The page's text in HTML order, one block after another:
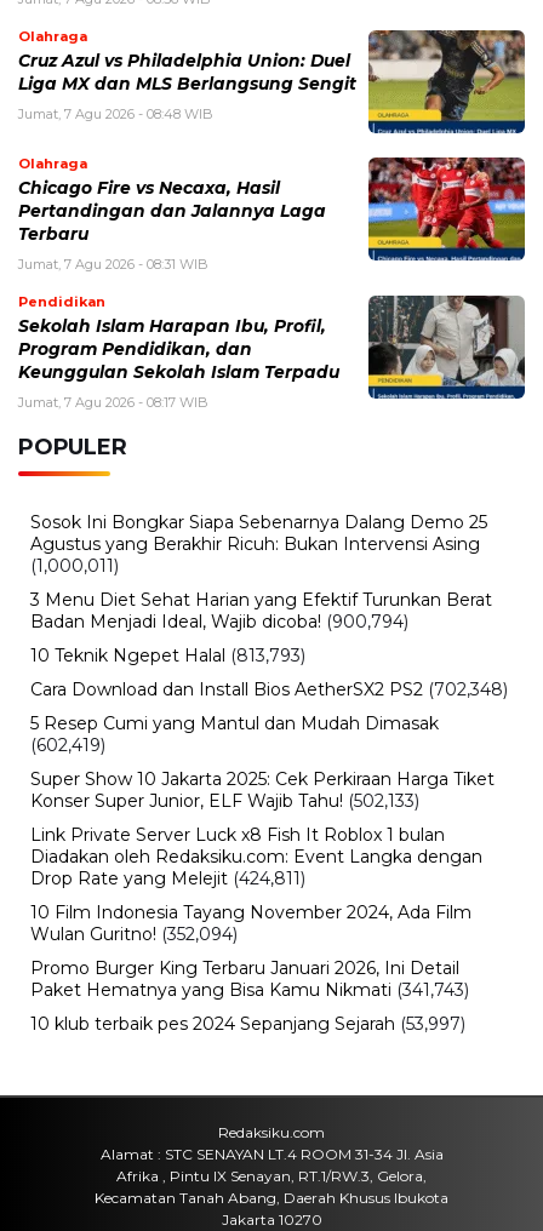
Kamis, 6 Agustus 2026 - 15:09 WIB
Harga Emas Antam Hari Ini, Cek Pergerakan Harga
Logam Mulia Terbaru
Rabu, 5 Agustus 2026 - 09:29 WIB
Rumor iPhone Air 2 Makin Kuat, Kamera Ganda dan
Chip 2nm Jadi Sorotan
Selasa, 4 Agustus 2026 - 13:13 WIB
Dilakukan
Selasa, 4 Agustus 2026 - 11:12 WIB
eDabu BPJS Kesehatan Terbaru, Cara Login, Fungsi,
dan Panduan Layanan Badan Usaha
Selasa, 4 Agustus 2026 - 09:49 WIB
BERITA TERBARU
Hiburan
The Odyssey Christopher Nolan Jadi
Terbesar
Jumat, 7 Agu 2026 - 09:37 WIB
Aryna Sabalenka Tetap Jadi Sorotan,
Perjalanan Petenis Nomor Satu
Dunia di Musim 2026
Jumat, 7 Agu 2026 - 08:56 WIB
Olahraga
Cruz Azul vs Philadelphia Union: Duel
Jumat, 7 Agu 2026 - 08:48 WIB
Olahraga
Terbaru
Sekolah Islam Harapan Ibu, Profil,
Program Pendidikan, dan